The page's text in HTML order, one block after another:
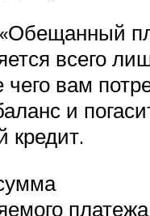
всего
вам
и
кредит.